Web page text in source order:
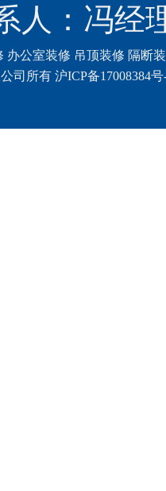
人：冯经
办公室装修 吊顶装修 隔断
司所有 沪ICP备17008384号